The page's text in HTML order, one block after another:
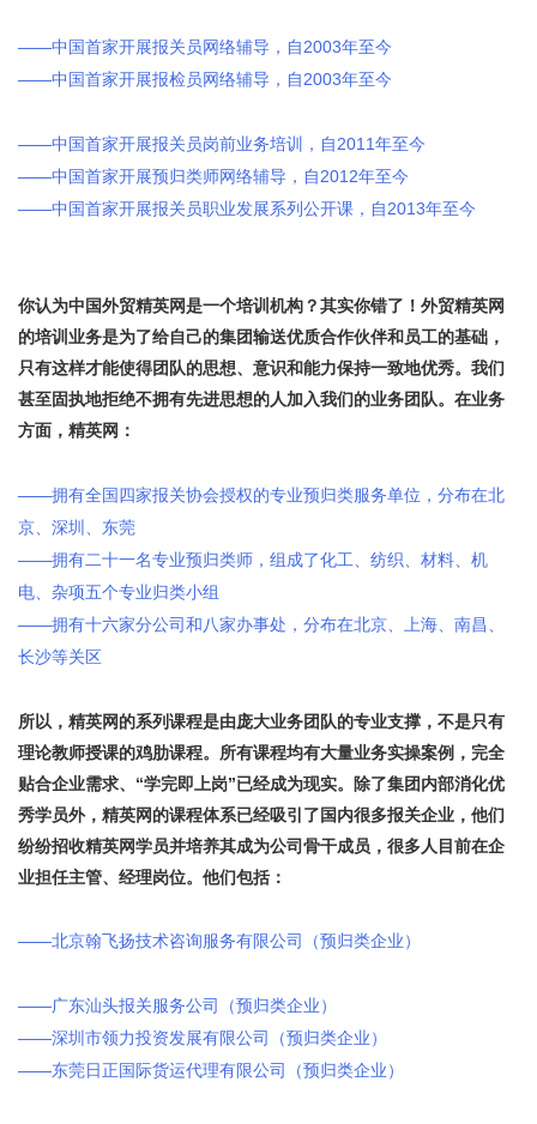
——中国首家开展报关员网络辅导，自 2003年至今
——中国首家开展报检员网络辅导，自 2003年至今
——中国首家开展报关员岗前业务培训，自 2011 年至今
——中国首家开展预归类师网络辅导，自 2012年至今
——中国首家开展报关员职业发展系列公开课，自 2013年至今
你认为中国外贸精英网是一个培训机构？其实你错了！外贸精英网
的培训业务是为了给自己的集团输送优质合作伙伴和员工的基础，
只有这样才能使得团队的思想、意识和能力保持一致地优秀。我们
甚至固执地拒绝不拥有先进思想的人加入我们的业务团队。在业务
方面，精英网：
——拥有全国四家报关协会授权的专业预归类服务单位，分布在北
京、深圳、东莞
——拥有二十一名专业预归类师，组成了化工、纺织、材料、机
电、杂项五个专业归类小组
——拥有十六家分公司和八家办事处，分布在北京、上海、南昌、
长沙等关区
所以，精英网的系列课程是由庞大业务团队的专业支撑，不是只有
理论教师授课的鸡肋课程。所有课程均有大量业务实操案例，完全
贴合企业需求、 “学完即上岗”已经成为现实。除了集团内部消化优
秀学员外，精英网的课程体系已经吸引了国内很多报关企业，他们
纷纷招收精英网学员并培养其成为公司骨干成员，很多人目前在企
业担任主管、经理岗位。他们包括：
——北京翰飞扬技术咨询服务有限公司（预归类企业）
——广东汕头报关服务公司（预归类企业）
——深圳市领力投资发展有限公司（预归类企业）
——东莞日正国际货运代理有限公司（预归类企业）